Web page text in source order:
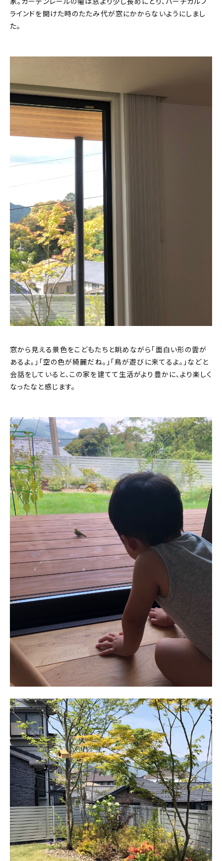
ラインドを開けた時のたたみ代が窓にかからないようにしまし
た。
窓から見える景色をこどもたちと眺めながら「面白い形の雲が
あるよ。」「空の色が綺麗だね。」「鳥が遊びに来てるよ。」などと
会話をしていると、この家を建てて生活がより豊かに、より楽しく
なったなと感じます。